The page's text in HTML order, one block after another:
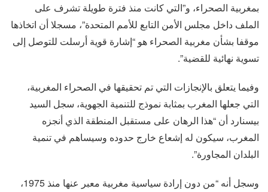
بمغربية الصحراء، و”التي كانت منذ فترة طويلة تشرف على
الملف داخل مجلس الأمن التابع للأمم المتحدة”، مسجلا أن اتخاذها
موقفا بشأن مغربية الصحراء هو “إشارة قوية أرسلت للتوصل إلى
تسوية نهائية للقضية”.
وفيما يتعلق بالإنجازات التي تم تحقيقها في الصحراء المغربية،
التي جعلها المغرب بمثابة نموذج للتنمية الجهوية، سجل السيد
بيسنارد أن “هذا الرهان على مستقبل المنطقة الذي أنجزه
المغرب، سيكون له إشعاع خارج حدوده وسيساهم في تنمية
البلدان المجاورة”.
وسجل أنه “من دون إرادة سياسية مغربية معبر عنها منذ 1975،